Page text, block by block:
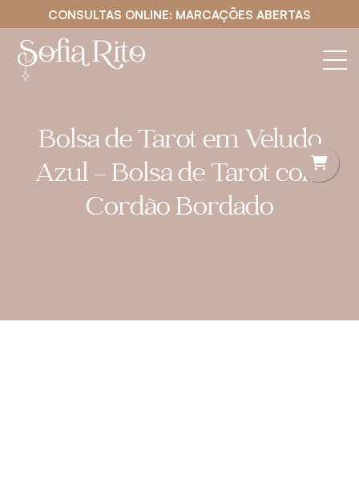
CONSULTAS ONLINE: MARCAÇÕES ABERTAS
Bolsa de Tarot em Veludo
Azul – Bolsa de Tarot com
Cordão Bordado